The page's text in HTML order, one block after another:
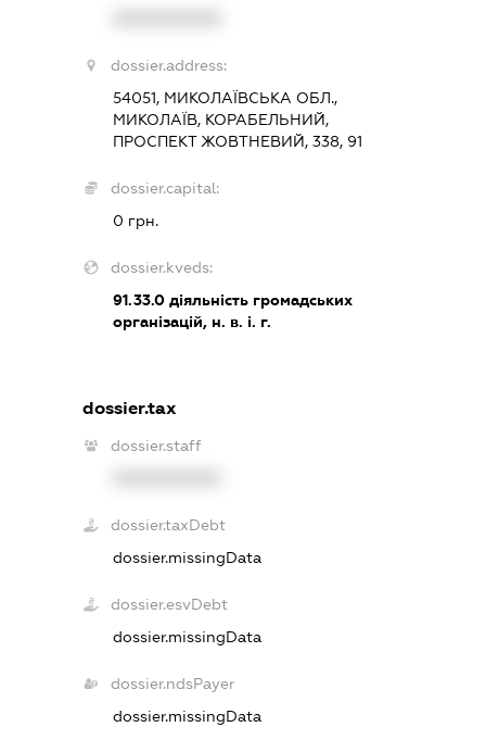
dossier.address:
54051, МИКОЛАЇВСЬКА ОБЛ.,
МИКОЛАЇВ, КОРАБЕЛЬНИЙ,
ПРОСПЕКТ ЖОВТНЕВИЙ, 338, 91
dossier.capital:
0 грн.
dossier.kveds:
91.33.0 діяльність громадських
організацій, н. в. і. г.
dossier.tax
dossier.staff
dossier.taxDebt
dossier.missingData
dossier.esvDebt
dossier.missingData
dossier.ndsPayer
dossier.missingData